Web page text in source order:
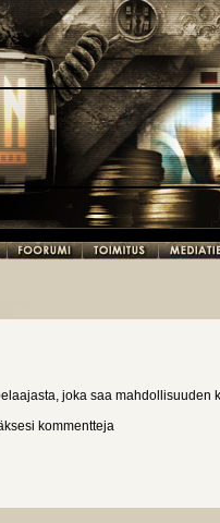
joka saa mahdollisuuden
kommentteja